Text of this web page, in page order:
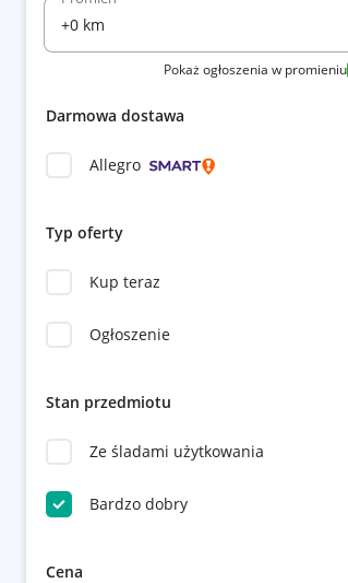
Pokaż ogłoszenia w promieniu
Darmowa dostawa
Allegro
Typ oferty
Kup teraz
Ogłoszenie
Stan przedmiotu
Ze śladami użytkowania
Bardzo dobry
Cena